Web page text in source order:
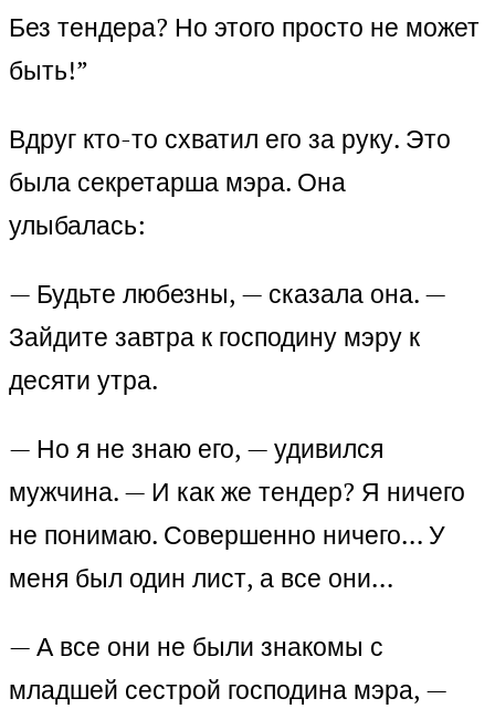
Без тендера? Но этого просто не может
быть!”
Вдруг кто-то схватил его за руку. Это
была секретарша мэра. Она
улыбалась:
— Будьте любезны, — сказала она. —
Зайдите завтра к господину мэру к
десяти утра.
— Но я не знаю его, — удивился
мужчина. — И как же тендер? Я ничего
не понимаю. Совершенно ничего… У
меня был один лист, а все они…
— А все они не были знакомы с
младшей сестрой господина мэра, —